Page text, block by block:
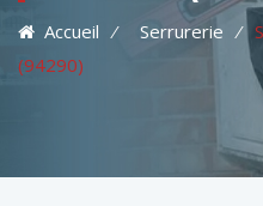
Accueil ⁄ Serrurerie ⁄
(94290)